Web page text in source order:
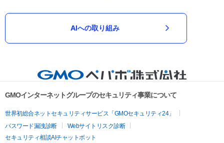
AIへの取り組み
GMOインターネットグループのセキュリティ事業について
世界初総合ネットセキュリティサービス「GMOセキュリティ24」
パスワード漏洩診断
Webサイトリスク診断
セキュリティ相談AIチャットボット